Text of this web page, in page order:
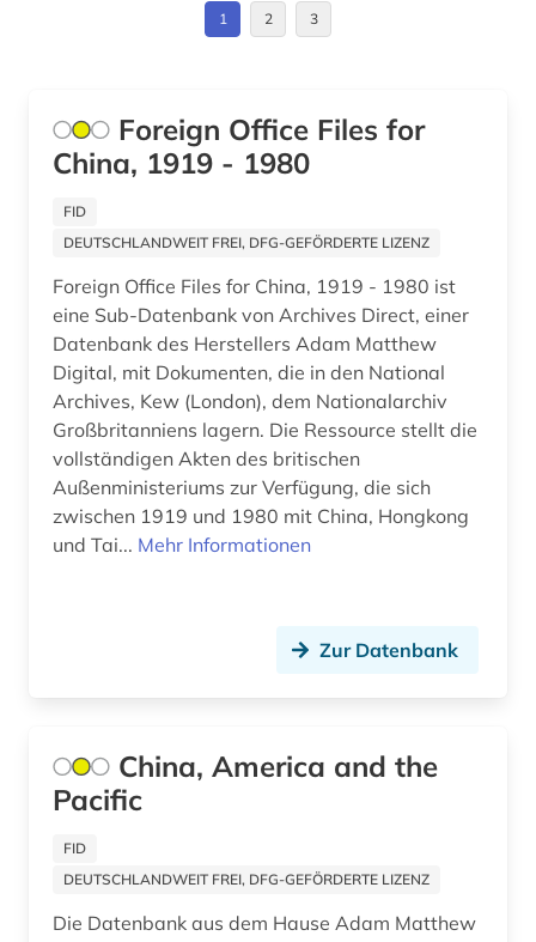
missionszeitschrift (1)
mündliche überlieferung (1)
naher osten (2)
nationalbibliothek (1)
nationale minderheit (1)
oral history (1)
orientalistik (1)
ostasien (7)
osteuropa (1)
sicherheitspolitik (1)
sozialwissenschaften (1)
Kanada (1)
Lettland (1)
Liechtenstein (1)
Litauen (1)
Luxemburg (1)
Makedonien (2)
Malta (2)
Moldawien (1)
1 2 3
Foreign Office Files for
China, 1919 - 1980
FID
DEUTSCHLANDWEIT FREI, DFG-GEFÖRDERTE LIZENZ
Foreign Office Files for China, 1919 - 1980 ist
eine Sub-Datenbank von Archives Direct, einer
Datenbank des Herstellers Adam Matthew
Digital, mit Dokumenten, die in den National
Archives, Kew (London), dem Nationalarchiv
Großbritanniens lagern. Die Ressource stellt die
vollständigen Akten des britischen
Außenministeriums zur Verfügung, die sich
zwischen 1919 und 1980 mit China, Hongkong
und Tai... Mehr Informationen
Zur Datenbank
China, America and the
Pacific
FID
DEUTSCHLANDWEIT FREI, DFG-GEFÖRDERTE LIZENZ
Die Datenbank aus dem Hause Adam Matthew